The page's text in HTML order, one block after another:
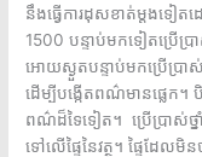
នឹងធ្វើការដុសខាត់ម្តងទៀ
1500 បន្ទាប់មកទៀតប្រើប្រ
អោយស្ងួតបន្ទាប់មកប្រើប្រា
ដើម្បីបង្កើតពណ៌មានផ្លេក។
ពណ៌ដ៏ទៃទៀត។ ប្រើប្រាស់ថ្
ទៅលើផ្ទៃនៃវត្ថុ។ ផ្ទៃដែ